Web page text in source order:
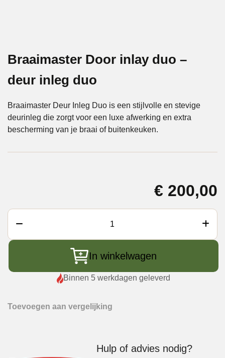
Braaimaster Door inlay duo –
deur inleg duo
Braaimaster Deur Inleg Duo is een stijlvolle en stevige
deurinleg die zorgt voor een luxe afwerking en extra
bescherming van je braai of buitenkeuken.
€ 200,00
Door
duo
inleg
In winkelwagen
Binnen 5 werkdagen geleverd
Toevoegen aan vergelijking
Hulp of advies nodig?